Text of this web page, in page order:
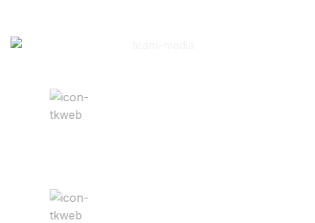
Hỗ trợ tích hợp với các nền tảng khác: CRM,
Giao diện thân thiện, dễ sử dụng, tối ưu chức